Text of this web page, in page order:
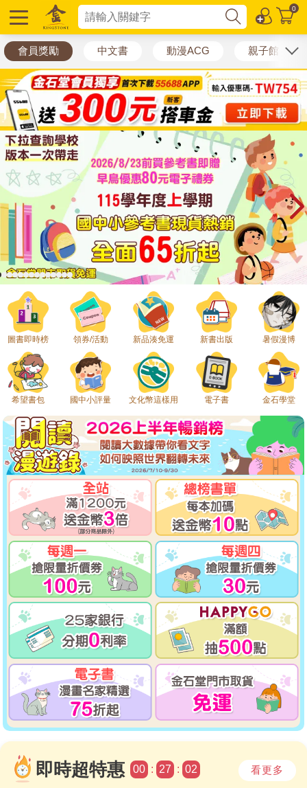
0
選擇分類
會員獎勵 中文書 動漫ACG 親子館
圖書即時榜 領券/活動 新品湊免運 新書出版 暑假漫博
希望書包 國中小評量 文化幣這樣用 電子書 金石學堂
即時超特惠 00 : 27 : 01 看更多